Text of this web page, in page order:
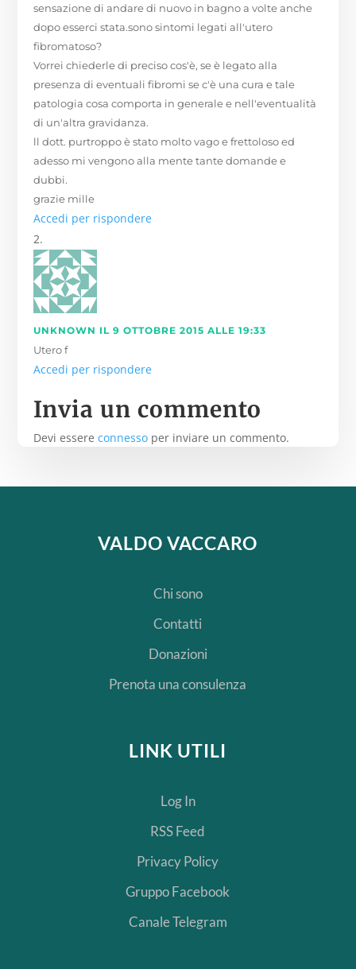
sensazione di andare di nuovo in bagno a volte anche
dopo esserci stata.sono sintomi legati all'utero
fibromatoso?
Vorrei chiederle di preciso cos'è, se è legato alla
presenza di eventuali fibromi se c'è una cura e tale
patologia cosa comporta in generale e nell'eventualità
di un'altra gravidanza.
ll dott. purtroppo è stato molto vago e frettoloso ed
adesso mi vengono alla mente tante domande e
dubbi.
grazie mille
Accedi per rispondere
UNKNOWN IL 9 OTTOBRE 2015 ALLE 19:33
Utero f
Accedi per rispondere
Invia un commento
Devi essereconnesso per inviare un commento.
VALDO VACCARO
Chi sono
Contatti
Donazioni
Prenota una consulenza
LINK UTILI
Log In
RSS Feed
Privacy Policy
Gruppo Facebook
Canale Telegram